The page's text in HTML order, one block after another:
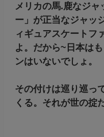
メリカの馬.鹿なジャ
ー」が正当なジャッ
ィギュアスケートフ
よ。だから~日本は
ンはいないでしょ。
その付けは巡り巡っ
くる。それが世の掟